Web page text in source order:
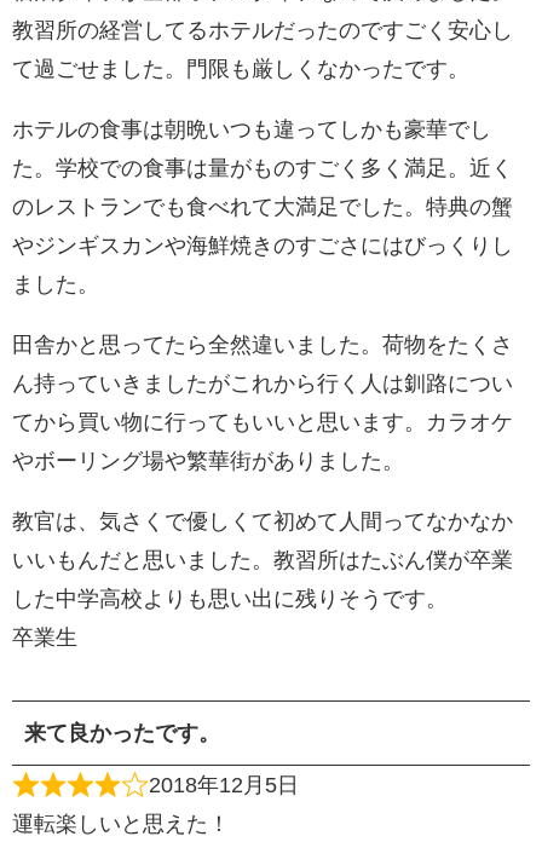
教習所の経営してるホテルだったのですごく安心し
て過ごせました。門限も厳しくなかったです。
ホテルの食事は朝晩いつも違ってしかも豪華でし
た。学校での食事は量がものすごく多く満足。近く
のレストランでも食べれて大満足でした。特典の蟹
やジンギスカンや海鮮焼きのすごさにはびっくりし
ました。
田舎かと思ってたら全然違いました。荷物をたくさ
ん持っていきましたがこれから行く人は釧路につい
てから買い物に行ってもいいと思います。カラオケ
やボーリング場や繁華街がありました。
教官は、気さくで優しくて初めて人間ってなかなか
いいもんだと思いました。教習所はたぶん僕が卒業
した中学高校よりも思い出に残りそうです。
卒業生
来て良かったです。
2018年12月5日
運転楽しいと思えた！